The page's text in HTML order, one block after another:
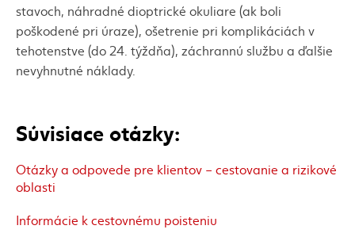
Súvisiace otázky:
Otázky a odpovede pre klientov – cestovanie a rizikové
oblasti
Informácie k cestovnému poisteniu
stavoch, náhradné dioptrické okuliare (ak boli
poškodené pri úraze), ošetrenie pri komplikáciách v
tehotenstve (do 24. týždňa), záchrannú službu a ďalšie
nevyhnutné náklady.